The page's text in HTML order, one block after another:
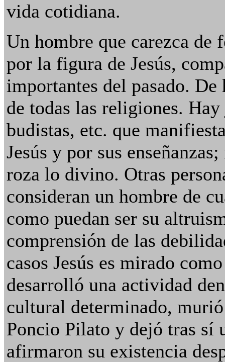
vida cotidiana.
Un hombre que carezca de
por la figura de Jesús,
importantes del pasado. De
de todas las religiones.
budistas, etc. que
Jesús y por sus
roza lo divino. Otras
consideran un hombre de
como puedan ser su
comprensión de las
casos Jesús es mirado
desarrolló una actividad
cultural determinado,
Poncio Pilato y dejó tras sí
afirmaron su existencia